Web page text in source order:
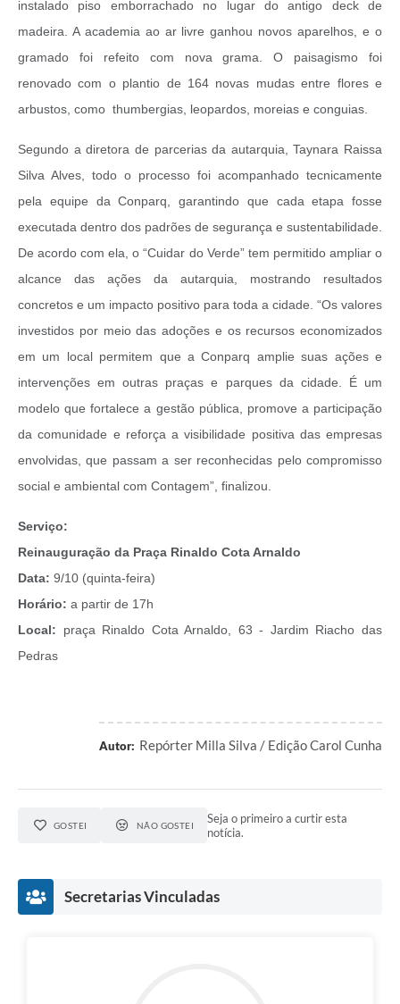
instalado piso emborrachado no lugar do antigo deck de
madeira. A academia ao ar livre ganhou novos aparelhos, e o
gramado foi refeito com nova grama. O paisagismo foi
renovado com o plantio de 164 novas mudas entre flores e
arbustos, como thumbergias, leopardos, moreias e conguias.
Segundo a diretora de parcerias da autarquia, Taynara Raissa
Silva Alves, todo o processo foi acompanhado tecnicamente
pela equipe da Conparq, garantindo que cada etapa fosse
executada dentro dos padrões de segurança e sustentabilidade.
De acordo com ela, o “Cuidar do Verde” tem permitido ampliar o
alcance das ações da autarquia, mostrando resultados
concretos e um impacto positivo para toda a cidade. “Os valores
investidos por meio das adoções e os recursos economizados
em um local permitem que a Conparq amplie suas ações e
intervenções em outras praças e parques da cidade. É um
modelo que fortalece a gestão pública, promove a participação
da comunidade e reforça a visibilidade positiva das empresas
envolvidas, que passam a ser reconhecidas pelo compromisso
social e ambiental com Contagem”, finalizou.
Serviço:
Reinauguração da Praça Rinaldo Cota Arnaldo
Data: 9/10 (quinta-feira)
Horário: a partir de 17h
Local: praça Rinaldo Cota Arnaldo, 63 - Jardim Riacho das
Pedras
Autor: Repórter Milla Silva / Edição Carol Cunha
GOSTEI NÃO GOSTEI
Seja o primeiro a curtir esta
notícia.
Secretarias Vinculadas